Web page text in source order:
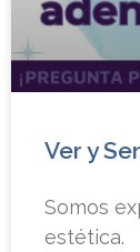
Ver y
Somos
estética.